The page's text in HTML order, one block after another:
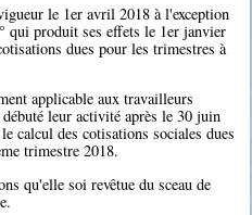
le 1er avril 2018 à l'exception
qui produit ses effets le 1er janvier
dues pour les trimestres à
applicable aux travailleurs
leur activité après le 30 juin
calcul des cotisations sociales dues
trimestre 2018.
qu'elle soi revêtue du sceau de